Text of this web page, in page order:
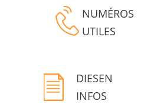
NUMÉROS
UTILES
DIESEN
INFOS